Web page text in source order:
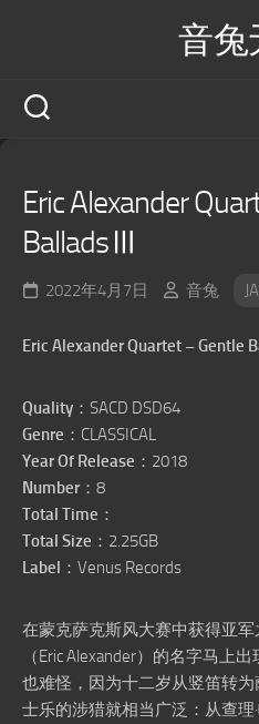
音兔
Eric Alexander
BalladsⅢ
2022年4月7日 音兔
Eric Alexander Quartet – Gentle
Quality ：SACD DSD64
Genre ：CLASSICAL
Year Of Release ：2018
Number ：8
Total Time ：
Total Size ：2.25GB
Label ：Venus Records
在蒙克萨克斯风大赛中获得亚军
（Eric Alexander）的名字马上
也难怪，因为十二岁从竖笛转
士乐的涉猎就相当广泛：从查理